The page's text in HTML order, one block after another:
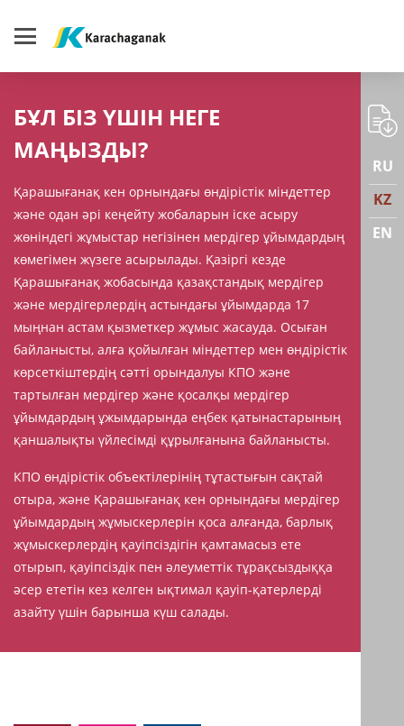
БҰЛ БІЗ ҮШІН НЕГЕ
МАҢЫЗДЫ?
Қарашығанақ кен орнындағы өндірістік міндеттер
және одан әрі кеңейту жобаларын іске асыру
жөніндегі жұмыстар негізінен мердігер ұйымдардың
көмегімен жүзеге асырылады. Қазіргі кезде
Қарашығанақ жобасында қазақстандық мердігер
және мердігерлердің астындағы ұйымдарда 17
мыңнан астам қызметкер жұмыс жасауда. Осыған
байланысты, алға қойылған міндеттер мен өндірістік
көрсеткіштердің сәтті орындалуы КПО және
тартылған мердігер және қосалқы мердігер
ұйымдардың ұжымдарында еңбек қатынастарының
қаншалықты үйлесімді құрылғанына байланысты.
КПО өндірістік объектілерінің тұтастығын сақтай
отыра, және Қарашығанақ кен орнындағы мердігер
ұйымдардың жұмыскерлерін қоса алғанда, барлық
жұмыскерлердің қауіпсіздігін қамтамасыз ете
отырып, қауіпсіздік пен әлеуметтік тұрақсыздыққа
әсер ететін кез келген ықтимал қауіп-қатерлерді
азайту үшін барынша күш салады.
RU
KZ
EN